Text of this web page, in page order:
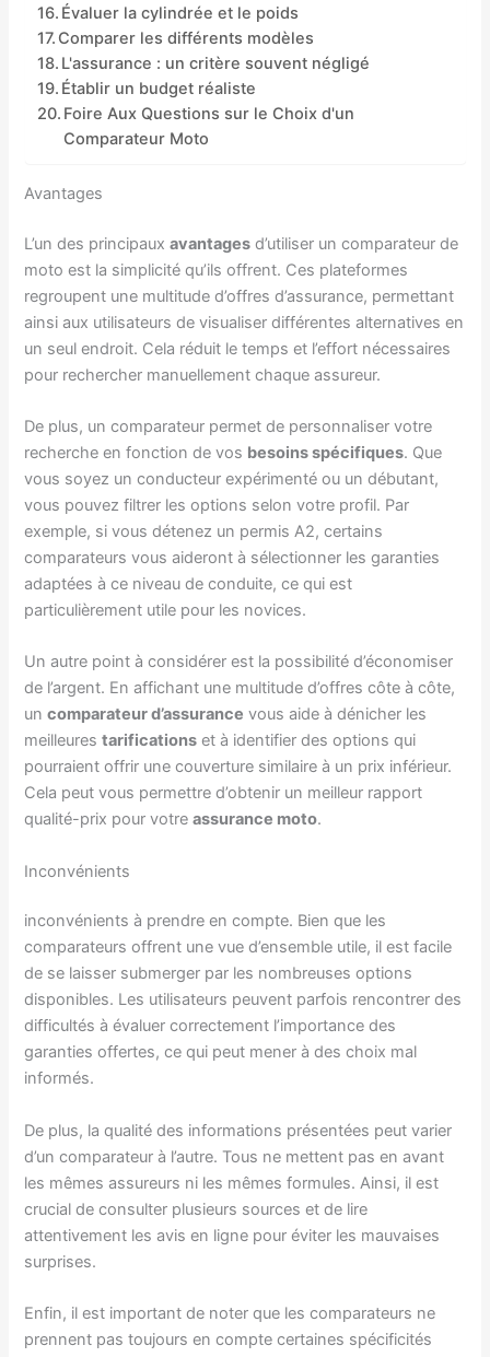
Évaluer la cylindrée et le poids
Comparer les différents modèles
L'assurance : un critère souvent négligé
Établir un budget réaliste
Foire Aux Questions sur le Choix d'un
Comparateur Moto
Avantages
L’un des principauxavantages d’utiliser un comparateur de
moto est la simplicité qu’ils offrent. Ces plateformes
regroupent une multitude d’offres d’assurance, permettant
ainsi aux utilisateurs de visualiser différentes alternatives en
un seul endroit. Cela réduit le temps et l’effort nécessaires
pour rechercher manuellement chaque assureur.
De plus, un comparateur permet de personnaliser votre
recherche en fonction de vos besoins spécifiques. Que
vous soyez un conducteur expérimenté ou un débutant,
vous pouvez filtrer les options selon votre profil. Par
exemple, si vous détenez un permis A2, certains
comparateurs vous aideront à sélectionner les garanties
adaptées à ce niveau de conduite, ce qui est
particulièrement utile pour les novices.
Un autre point à considérer est la possibilité d’économiser
de l’argent. En affichant une multitude d’offres côte à côte,
uncomparateur d’assurance vous aide à dénicher les
meilleurestarifications et à identifier des options qui
pourraient offrir une couverture similaire à un prix inférieur.
Cela peut vous permettre d’obtenir un meilleur rapport
qualité-prix pour votreassurance moto.
Inconvénients
inconvénients à prendre en compte. Bien que les
comparateurs offrent une vue d’ensemble utile, il est facile
de se laisser submerger par les nombreuses options
disponibles. Les utilisateurs peuvent parfois rencontrer des
difficultés à évaluer correctement l’importance des
garanties offertes, ce qui peut mener à des choix mal
informés.
De plus, la qualité des informations présentées peut varier
d’un comparateur à l’autre. Tous ne mettent pas en avant
les mêmes assureurs ni les mêmes formules. Ainsi, il est
crucial de consulter plusieurs sources et de lire
attentivement les avis en ligne pour éviter les mauvaises
surprises.
Enfin, il est important de noter que les comparateurs ne
prennent pas toujours en compte certaines spécificités